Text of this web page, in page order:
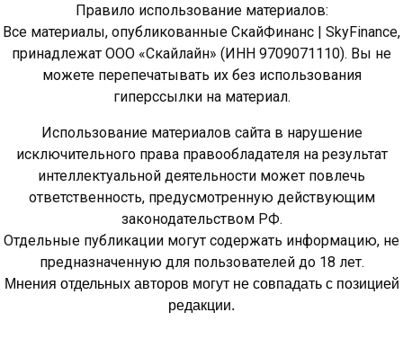
Правило использование материалов:
Все материалы, опубликованные СкайФинанс | SkyFinance,
принадлежат ООО «Скайлайн» (ИНН 9709071110). Вы не
можете перепечатывать их без использования
гиперссылки на материал.
Использование материалов сайта в нарушение
исключительного права правообладателя на результат
интеллектуальной деятельности может повлечь
ответственность, предусмотренную действующим
законодательством РФ.
Отдельные публикации могут содержать информацию, не
предназначенную для пользователей до 18 лет.
Мнения отдельных авторов могут не совпадать с позицией
редакции.